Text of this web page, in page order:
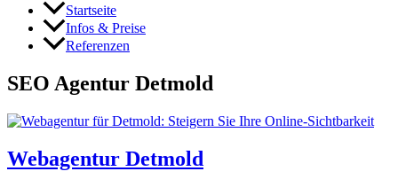
Startseite
Infos & Preise
Referenzen
SEO Agentur Detmold
Webagentur Detmold